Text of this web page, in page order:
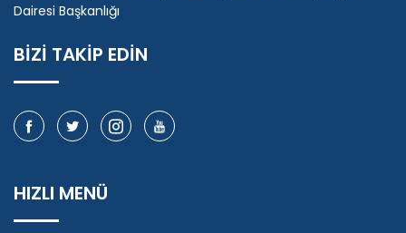
Dairesi Başkanlığı
BİZİ TAKİP EDİN
HIZLI MENÜ